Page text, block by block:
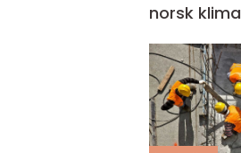
norsk klima